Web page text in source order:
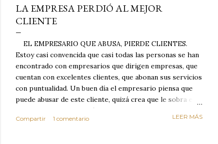
LA EMPRESA PERDIÓ AL MEJOR
CLIENTE
EL EMPRESARIO QUE ABUSA, PIERDE CLIENTES.
Estoy casi convencida que casi todas las personas se han
encontrado con empresarios que dirigen empresas, que
cuentan con excelentes clientes, que abonan sus servicios
con puntualidad. Un buen día el empresario piensa que
puede abusar de este cliente, quizá crea que le sobra el
dinero porque la mayoría de los otros pagan mal y
tarde y en ocasiones ni abonan los servicios. Cuando una
Compartir 1 comentario LEER MÁS